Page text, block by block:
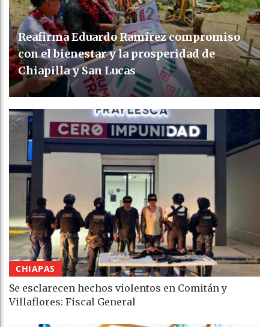
Reafirma Eduardo Ramírez compromiso
con el bienestar y la prosperidad de
Chiapilla y San Lucas
CHIAPAS
Se esclarecen hechos violentos en Comitán y
Villaflores: Fiscal General